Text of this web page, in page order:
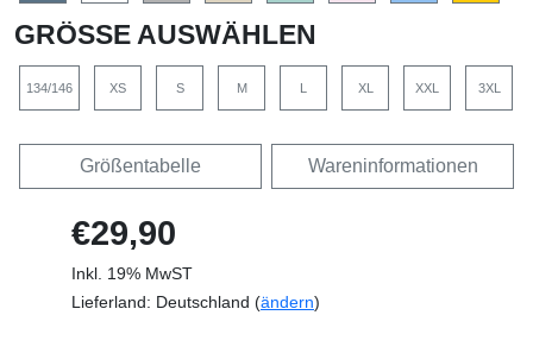
GRÖSSE AUSWÄHLEN
134/146 XS S M L XL XXL 3XL
Größentabelle Wareninformationen
€29,90
Inkl. 19% MwST
Lieferland: Deutschland (ändern)